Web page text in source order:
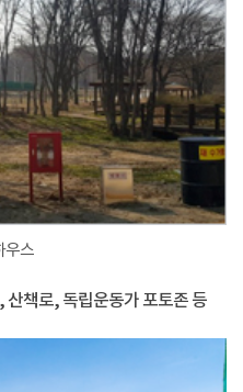
우스
산책로, 독립운동가 포토존 등